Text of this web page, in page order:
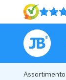
Assortimento